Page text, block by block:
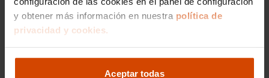
y obtener más información en nuestra política de
privacidad y cookies.
Aceptar todas
Desde 582 € /mes*
BMW X2